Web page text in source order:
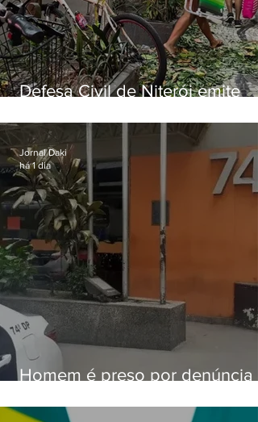
Defesa Civil de Niterói emite
sexta-feira (07)
Homem é preso por denúncia
Alcântara
Jornal Daki
há 1 dia